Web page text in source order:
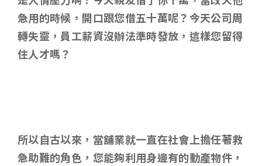
急用的時候，開口跟您借五十萬呢？今天公司周
轉失靈，員工薪資沒辦法準時發放，這樣您留得
住人才嗎？
所以自古以來，當舖業就一直在社會上擔任著救
急助難的角色，您能夠利用身邊有的動產物件，